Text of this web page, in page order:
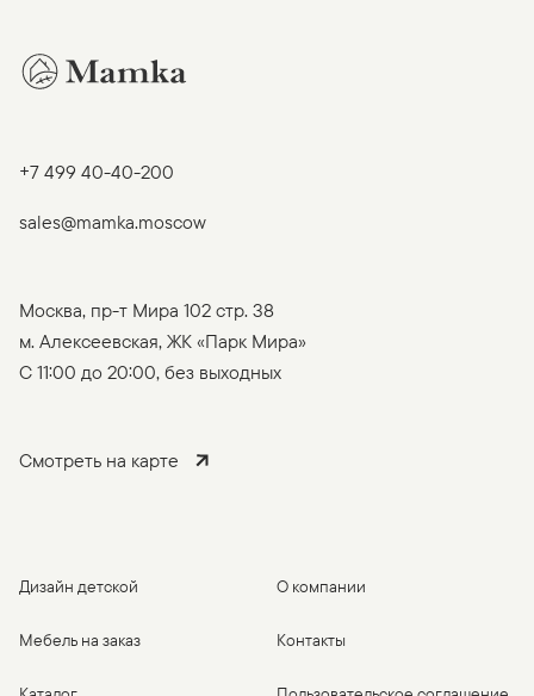
+7 499 40-40-200
sales@mamka.moscow
Москва, пр-т Мира 102 стр. 38
м. Алексеевская, ЖК «Парк Мира»
C 11:00 до 20:00, без выходных
Смотреть на карте
Дизайн детской
Мебель на заказ
О компании
Контакты